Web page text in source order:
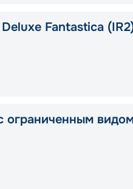
Fantastica
ограниченным